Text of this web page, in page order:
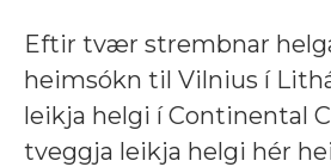
Eftir tvær strembnar
heimsókn til Vilnius í
leikja helgi í Continental
tveggja leikja helgi hér